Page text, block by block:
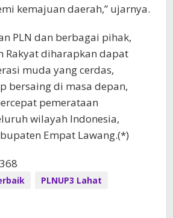
kemajuan daerah,” ujarnya.
PLN dan berbagai pihak,
Rakyat diharapkan dapat
muda yang cerdas,
bersaing di masa depan,
pemerataan
wilayah Indonesia,
Empat Lawang.(*)
PLNUP3 Lahat